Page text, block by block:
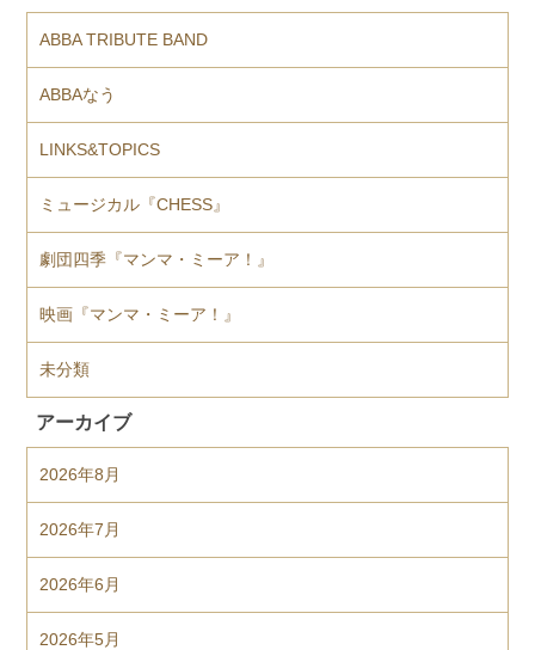
ABBA TRIBUTE BAND
ABBAなう
LINKS&TOPICS
ミュージカル『CHESS』
劇団四季『マンマ・ミーア！』
映画『マンマ・ミーア！』
未分類
アーカイブ
2026年8月
2026年7月
2026年6月
2026年5月